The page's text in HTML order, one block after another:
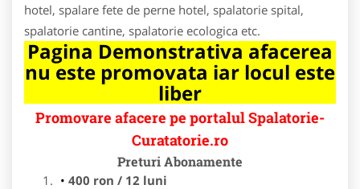
hotel, spalare fete de perne hotel, spalatorie spital,
spalatorie cantine, spalatorie ecologica etc.
Pagina Demonstrativa afacerea
nu este promovata iar locul este
liber
Promovare afacere pe portalul Spalatorie-
Curatatorie.ro
Preturi Abonamente
400 ron / 12 luni